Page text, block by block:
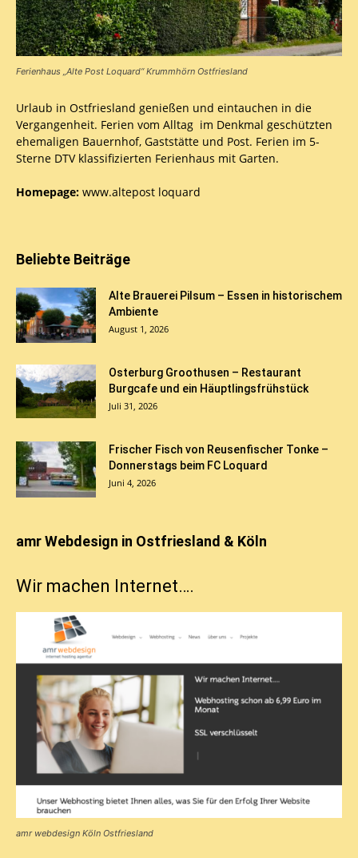
Ferienhaus „Alte Post Loquard“ Krummhörn Ostfriesland
Urlaub in Ostfriesland genießen und eintauchen in die
Vergangenheit. Ferien vom Alltag im Denkmal geschützten
ehemaligen Bauernhof, Gaststätte und Post. Ferien im 5-
Sterne DTV klassifizierten Ferienhaus mit Garten.
Homepage: www.altepost loquard
Beliebte Beiträge
Alte Brauerei Pilsum – Essen in historischem
Ambiente
August 1, 2026
Osterburg Groothusen – Restaurant
Burgcafe und ein Häuptlingsfrühstück
Juli 31, 2026
Frischer Fisch von Reusenfischer Tonke –
Donnerstags beim FC Loquard
Juni 4, 2026
amr Webdesign in Ostfriesland & Köln
Wir machen Internet….
amr webdesign Köln Ostfriesland